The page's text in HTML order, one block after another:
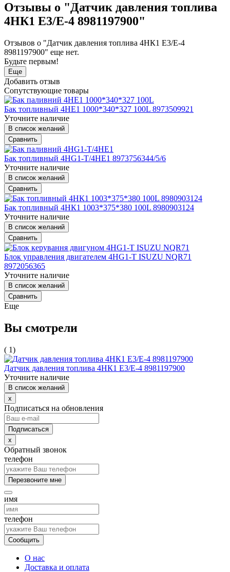
Отзывы о "Датчик давления топлива
4НК1 Е3/Е-4 8981197900"
Отзывов о "Датчик давления топлива 4НК1 Е3/Е-4
8981197900" еще нет.
Будьте первым!
Еще
Добавить отзыв
Сопутствующие товары
Бак топливный 4HE1 1000*340*327 100L 8973509921
Уточните наличие
В список желаний
Сравнить
Бак топливный 4HG1-T/4HE1 8973756344/5/6
Уточните наличие
В список желаний
Сравнить
Бак топливный 4HК1 1003*375*380 100L 8980903124
Уточните наличие
В список желаний
Сравнить
Блок управления двигателем 4HG1-T ISUZU NQR71
8972056365
Уточните наличие
В список желаний
Сравнить
Еще
Вы смотрели
( 1)
Датчик давления топлива 4НК1 Е3/Е-4 8981197900
Уточните наличие
В список желаний
x
Подписаться на обновления
x
Обратный звонок
телефон
Перезвоните мне
имя
телефон
Сообщить
О нас
Доставка и оплата